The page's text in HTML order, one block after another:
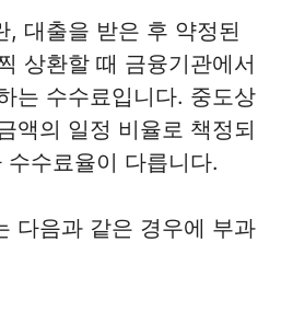
, 대출을 받은 후 약정된
상환할 때 금융기관에서
는 수수료입니다. 중도상
액의 일정 비율로 책정되
수수료율이 다릅니다.
다음과 같은 경우에 부과